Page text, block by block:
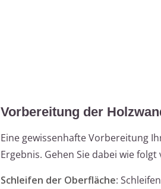
Vorbereitung der
Eine gewissenhafte Vorbereitung
Ergebnis. Gehen Sie dabei wie folgt
Schleifen der Oberfläche: